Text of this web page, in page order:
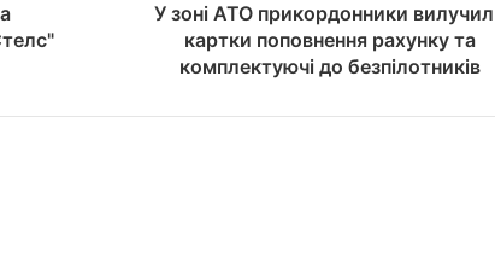
У зоні АТО прикордонники
картки поповнення рахунку та
комплектуючі до безпілотників